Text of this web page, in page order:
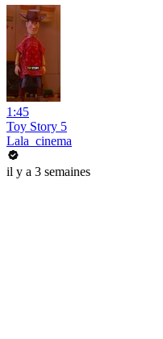
1:45
Toy Story 5
Lala_cinema
il y a 3 semaines